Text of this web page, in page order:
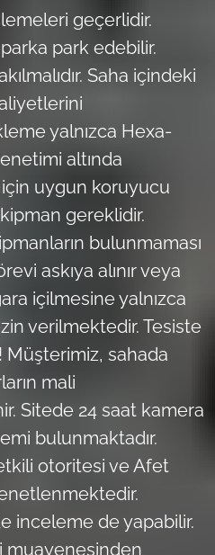
geçerlidir.
park edebilir.
Saha içindeki
yalnızca Hexa-
altında
için uygun koruyucu
gereklidir.
bulunmaması
askıya alınır veya
içilmesine yalnızca
verilmektedir. Tesiste
Müşterimiz, sahada
mali
Sitede 24 saat kamera
bulunmaktadır.
otoritesi ve Afet
inceleme de yapabilir.
muayenesinden